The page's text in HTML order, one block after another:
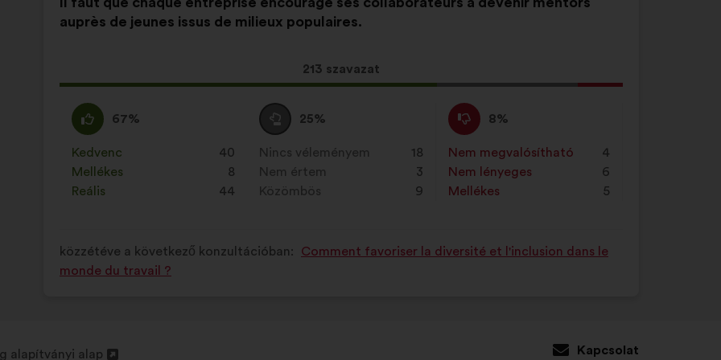
javaslat
tartalma:
auprès de jeunes issus de milieux populaires.
Ez
a
a
következő
mennyiségű
213 szavazat
következő
megoszlásban:
Egyetértek
:
67%
Ezt
a
javaslatot
a
következő
Kedvenc
: 40
szer
Mellékes
: 8
szer
Reális
: 44
szer
Semleges
szavazat
:
25%
Ezt
a
javaslatot
a
következő
Nincs véleményem
: 18
szer
Nem értem
: 3
szer
Közömbös
: 9
szer
Nem
értek
egyet
:
8%
Ezt
a
javaslatot
a
következő
Nem megvalósítható
: 4
szer
Nem lényeges
: 6
szer
Mellékes
: 5
szer
közzétéve a következő konzultációban:
Comment favoriser la diversité et l'inclusion dans le
monde du travail ?
alapítványi alap Kapcsolat